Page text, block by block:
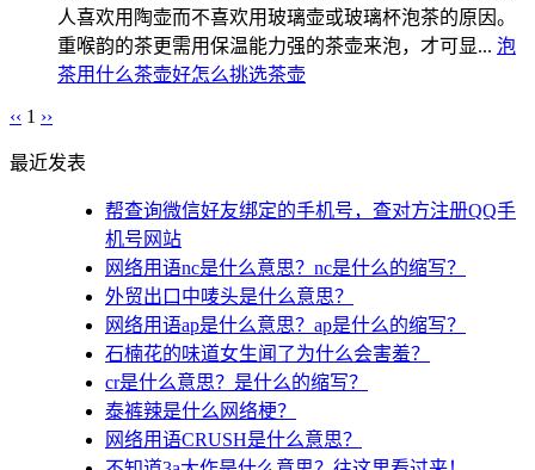
人喜欢用陶壶而不喜欢用玻璃壶或玻璃杯泡茶的原因。
重喉韵的茶更需用保温能力强的茶壶来泡，才可显... 泡
茶用什么茶壶好怎么挑选茶壶
‹‹ 1 ››
最近发表
帮查询微信好友绑定的手机号，查对方注册QQ手
机号网站
网络用语nc是什么意思？nc是什么的缩写？
外贸出口中唛头是什么意思？
网络用语ap是什么意思？ap是什么的缩写？
石楠花的味道女生闻了为什么会害羞？
cr是什么意思？是什么的缩写？
泰裤辣是什么网络梗？
网络用语CRUSH是什么意思？